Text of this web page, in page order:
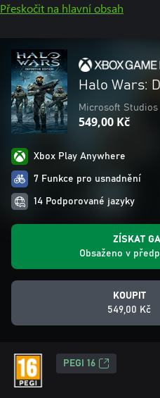
Přeskočit na hlavní obsah
Halo Wars:
Microsoft Studios
549,00 Kč
Xbox Play Anywhere
7 Funkce pro usnadnění
14 Podporované jazyky
ZÍSKAT
Obsaženo v
KOUPIT
549,00 Kč
PEGI 16